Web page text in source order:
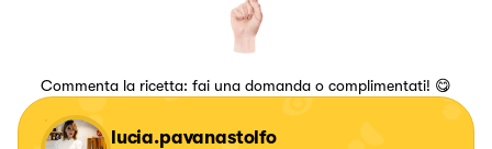
Commenta la ricetta: fai una domanda o complimentati! 😋
lucia.pavanastolfo